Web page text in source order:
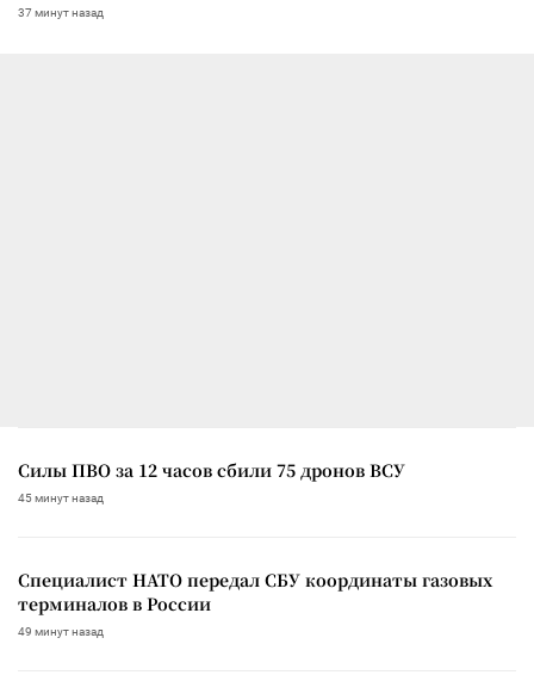
37 минут назад
Силы ПВО за 12 часов сбили 75 дронов ВСУ
45 минут назад
Специалист НАТО передал СБУ координаты газовых
терминалов в России
49 минут назад